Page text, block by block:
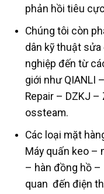
phản hồi tiêu
Chúng tôi còn
dân kỹ thuật
nghiệp đến từ
giới như QIANLI
Repair – DZKJ
ossteam.
Các loại mặt
Máy quấn keo –
– hàn đồng hồ
quan đến điện